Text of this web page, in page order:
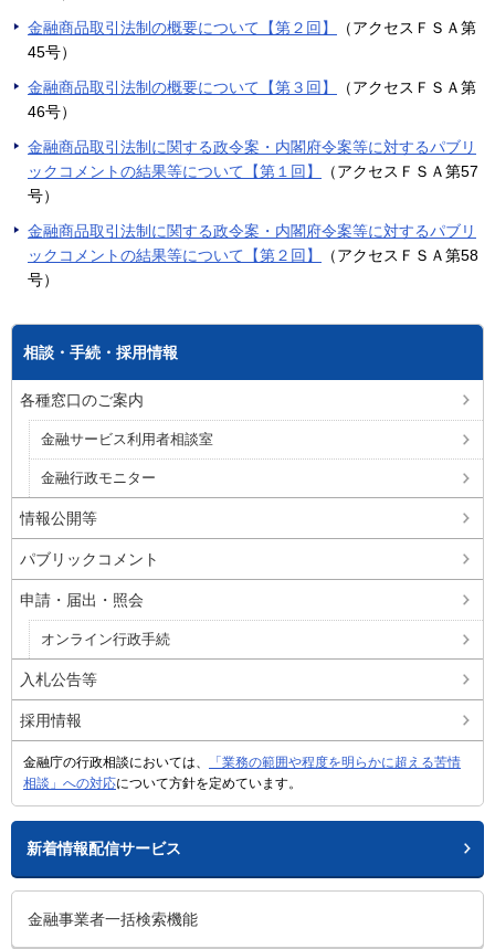
金融商品取引法制の概要について【第２回】
（アクセスＦＳＡ第
45号）
金融商品取引法制の概要について【第３回】
（アクセスＦＳＡ第
46号）
金融商品取引法制に関する政令案・内閣府令案等に対するパブリ
ックコメントの結果等について【第１回】
（アクセスＦＳＡ第57
号）
金融商品取引法制に関する政令案・内閣府令案等に対するパブリ
ックコメントの結果等について【第２回】
（アクセスＦＳＡ第58
号）
相談・手続・採用情報
各種窓口のご案内
金融サービス利用者相談室
金融行政モニター
情報公開等
パブリックコメント
申請・届出・照会
オンライン行政手続
入札公告等
採用情報
金融庁の行政相談においては、
「業務の範囲や程度を明らかに超える苦情
相談」への対応について方針を定めています。
新着情報配信サービス
金融事業者一括検索機能